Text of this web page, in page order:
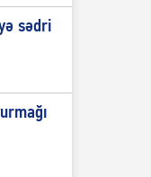
sədri